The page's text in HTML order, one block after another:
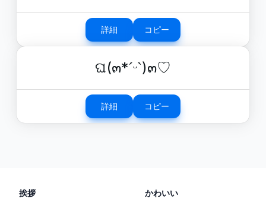
詳細 コピー
ଘ(๓*ˊᵕˋ)๓♡
詳細 コピー
挨拶 かわいい